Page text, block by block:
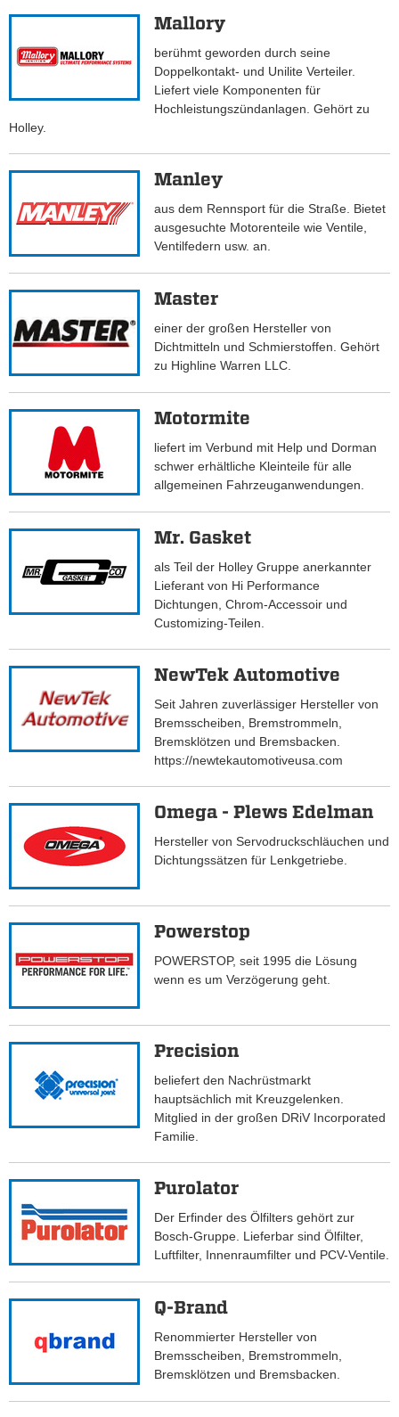
Mallory
berühmt geworden durch seine
Doppelkontakt- und Unilite Verteiler.
Liefert viele Komponenten für
Hochleistungszündanlagen. Gehört zu
Holley.
Manley
aus dem Rennsport für die Straße. Bietet
ausgesuchte Motorenteile wie Ventile,
Ventilfedern usw. an.
Master
einer der großen Hersteller von
Dichtmitteln und Schmierstoffen. Gehört
zu Highline Warren LLC.
Motormite
liefert im Verbund mit Help und Dorman
schwer erhältliche Kleinteile für alle
allgemeinen Fahrzeuganwendungen.
Mr. Gasket
als Teil der Holley Gruppe anerkannter
Lieferant von Hi Performance
Dichtungen, Chrom-Accessoir und
Customizing-Teilen.
NewTek Automotive
Seit Jahren zuverlässiger Hersteller von
Bremsscheiben, Bremstrommeln,
Bremsklötzen und Bremsbacken.
https://newtekautomotiveusa.com
Omega - Plews Edelman
Hersteller von Servodruckschläuchen und
Dichtungssätzen für Lenkgetriebe.
Powerstop
POWERSTOP, seit 1995 die Lösung
wenn es um Verzögerung geht.
Precision
beliefert den Nachrüstmarkt
hauptsächlich mit Kreuzgelenken.
Mitglied in der großen DRiV Incorporated
Familie.
Purolator
Der Erfinder des Ölfilters gehört zur
Bosch-Gruppe. Lieferbar sind Ölfilter,
Luftfilter, Innenraumfilter und PCV-Ventile.
Q-Brand
Renommierter Hersteller von
Bremsscheiben, Bremstrommeln,
Bremsklötzen und Bremsbacken.